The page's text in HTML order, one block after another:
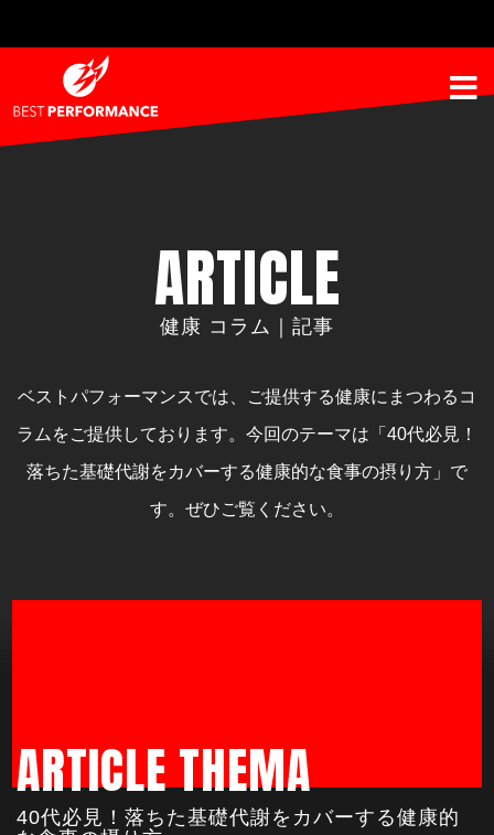
ARTICLE
健康 コラム｜記事
ベストパフォーマンスでは、ご提供する健康にまつわるコ
ラムをご提供しております。 今回のテーマは「40代必見！
落ちた基礎代謝をカバーする健康的な食事の摂り方」で
す。ぜひご覧ください。
ARTICLE THEMA
40代必見！落ちた基礎代謝をカバーする健康的